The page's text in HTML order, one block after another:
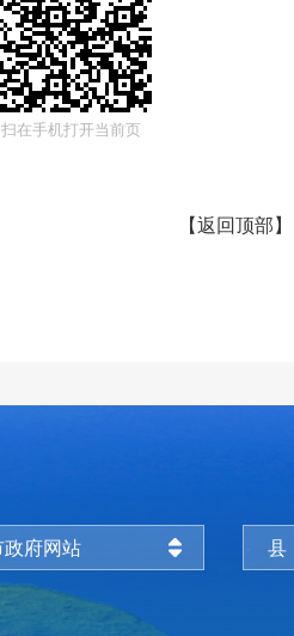
在手机打开当前页
【返回顶部 】
政府网站 县